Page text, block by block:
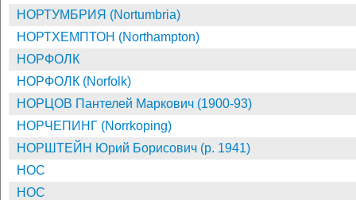
НОРТУМБРИЯ (Nortumbria)
НОРТХЕМПТОН (Northampton)
НОРФОЛК
НОРФОЛК (Norfolk)
НОРЦОВ Пантелей Маркович (1900-93)
НОРЧЕПИНГ (Norrkoping)
НОРШТЕЙН Юрий Борисович (р. 1941)
НОС
НОС